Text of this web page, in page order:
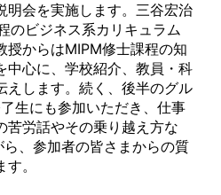
明会を実施します。三谷宏治
のビジネス系カリキュラム
授からはMIPM修士課程の知
中心に、学校紹介、教員・科
えします。続く、後半のグル
生にも参加いただき、仕事
苦労話やその乗り越え方な
ら、参加者の皆さまからの質
。